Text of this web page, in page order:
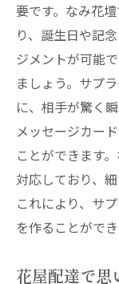
要です。なみ花
り、誕生日や記
ジメントが可能
ましょう。サプ
に、相手が驚く
メッセージカー
ことができます
対応しており、
これにより、サ
を作ることができ
花屋配達で思